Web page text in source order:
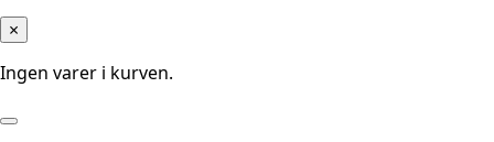
×
Ingen varer i kurven.